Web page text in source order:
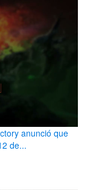
anunció que
de...